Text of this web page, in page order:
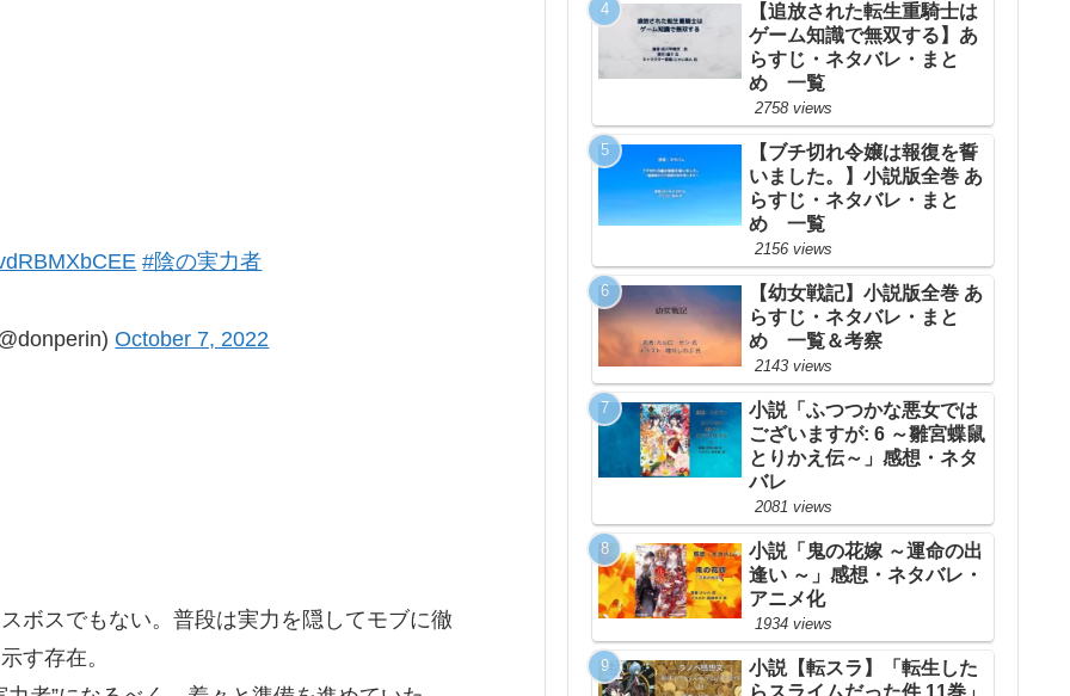
#陰の実力者
October 7, 2022
ボスでもない。普段は実力を隠してモブに徹
す存在。
【追放された転生重騎士は
ゲーム知識で無双する】あ
らすじ・ネタバレ・まと
め 一覧
2758 views
【ブチ切れ令嬢は報復を誓
いました。】小説版全巻 あ
らすじ・ネタバレ・まと
め 一覧
2156 views
【幼女戦記】小説版全巻 あ
らすじ・ネタバレ・まと
め 一覧＆考察
2143 views
小説「ふつつかな悪女では
ございますが: 6 ～雛宮蝶鼠
とりかえ伝～」感想・ネタ
バレ
2081 views
小説「鬼の花嫁 ～運命の出
逢い ～」感想・ネタバレ・
アニメ化
1934 views
小説【転スラ】「転生した